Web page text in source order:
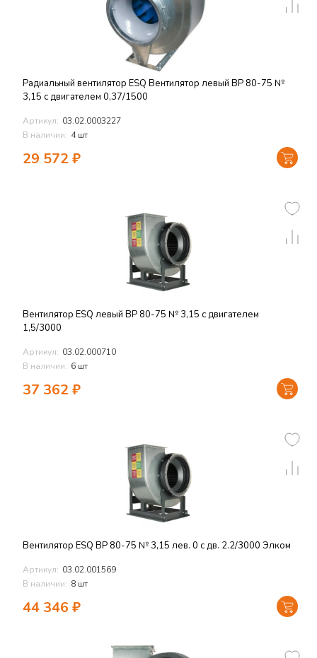
Радиальный вентилятор ESQ Вентилятор левый ВР 80-75 №
3,15 с двигателем 0,37/1500
Артикул: 03.02.0003227
В наличии: 4 шт
29 572₽
Вентилятор ESQ левый ВР 80-75 № 3,15 с двигателем
1,5/3000
Артикул: 03.02.000710
В наличии: 6 шт
37 362₽
Вентилятор ESQ ВР 80-75 № 3,15 лев. 0 с дв. 2.2/3000 Элком
Артикул: 03.02.001569
В наличии: 8 шт
44 346 ₽